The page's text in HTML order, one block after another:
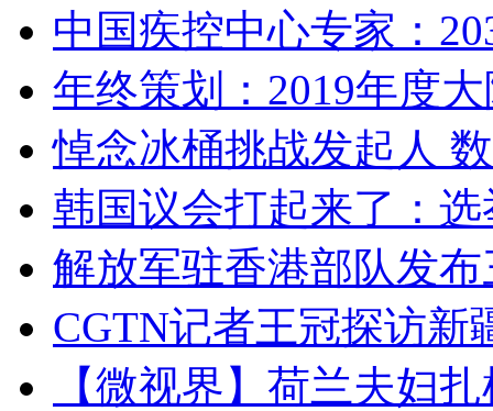
中国疾控中心专家：
年终策划：2019年度
悼念冰桶挑战发起人
韩国议会打起来了：
解放军驻香港部队发
CGTN记者王冠探访新
【微视界】荷兰夫妇